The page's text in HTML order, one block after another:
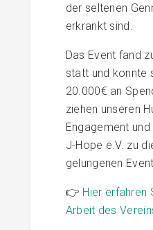
der seltenen
erkrankt sind.
Das Event fand
statt und konnte
20.000€ an
ziehen unseren
Engagement
J-Hope e.V. zu
gelungenen
👉 Hier erfahren
Arbeit des